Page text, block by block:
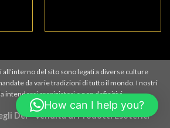
del sito sono legati a diverse culture
da varie tradizioni di tutto il mondo. I nostri
intendersi propiziatori e non definitivi.
Dei - Vendita di Prodotti Esoterici
How can I help you?